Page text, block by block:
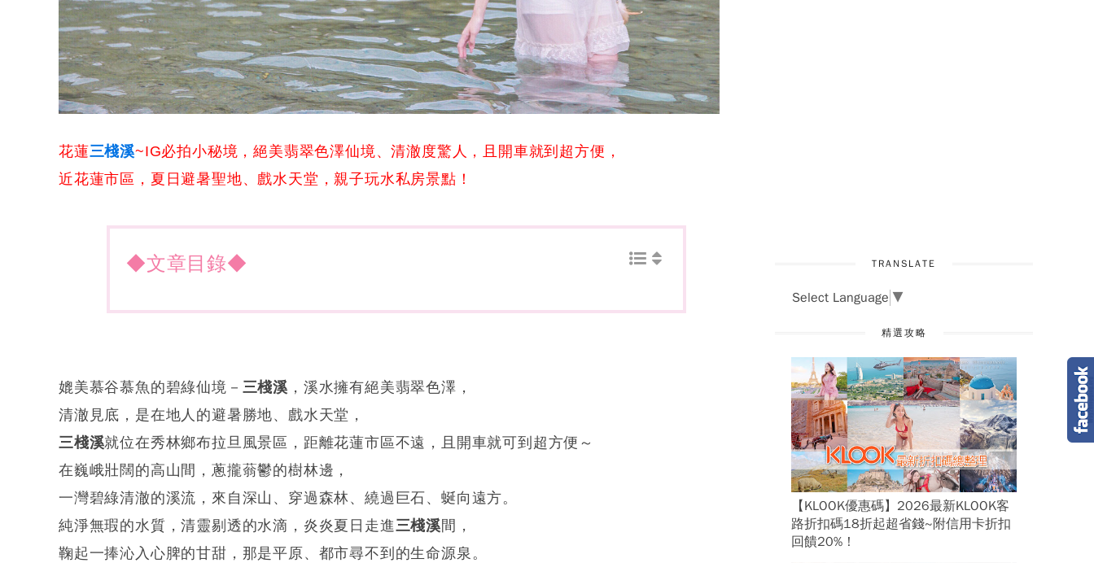
花蓮三棧溪~IG必拍小秘境，絕美翡翠色澤仙境、清澈度驚人，且開車就到超方便，
近花蓮市區，夏日避暑聖地、戲水天堂，親子玩水私房景點！
◆文章目錄◆
媲美慕谷慕魚的碧綠仙境－ 三棧溪 ，溪水擁有絕美翡翠色澤，
清澈見底，是在地人的避暑勝地、戲水天堂，
三棧溪就位在秀林鄉布拉旦風景區，距離花蓮市區不遠，且開車就可到超方便～
在巍峨壯闊的高山間，蔥攏蓊鬱的樹林邊，
一灣碧綠清澈的溪流，來自深山、穿過森林、繞過巨石、蜒向遠方。
純淨無瑕的水質，清靈剔透的水滴，炎炎夏日走進三棧溪間，
鞠起一捧沁入心脾的甘甜，那是平原、都市尋不到的生命源泉。
TRANSLATE
Select Language ▼
精選攻略
【KLOOK優惠碼】2026最新KLOOK客
路折扣碼18折起超省錢~附信用卡折扣
回饋20%！